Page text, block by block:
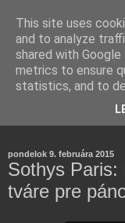
rozoberá témy o
pondelok 9. februára 2015
Sothys Paris:
tváre pre
This site uses
and to analyze
shared with
metrics to ensure
statistics, and to